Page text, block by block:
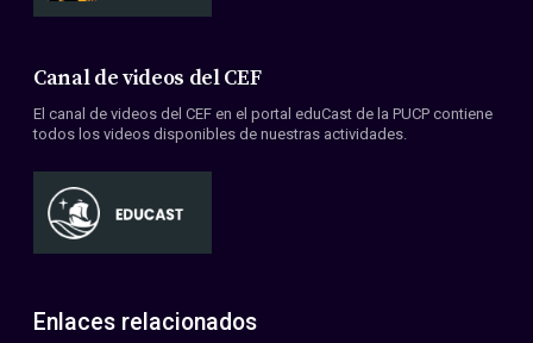
Canal de videos del CEF
El canal de videos del CEF en el portal eduCast de la PUCP contiene
todos los videos disponibles de nuestras actividades.
Enlaces relacionados